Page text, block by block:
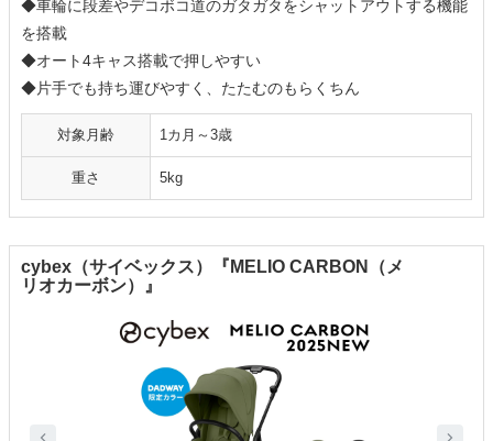
◆車輪に段差やデコボコ道のガタガタをシャットアウトする機能
を搭載
◆オート4キャス搭載で押しやすい
◆片手でも持ち運びやすく、たたむのもらくちん
対象月齢 1カ月～3歳
重さ 5kg
cybex（サイベックス）『MELIO CARBON（メ
リオカーボン）』